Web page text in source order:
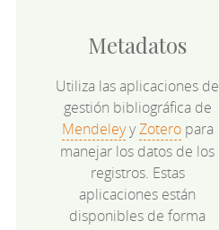
Metadatos
Utiliza las aplicaciones de
gestión bibliográfica de
MendeleyyZoteropara
manejar los datos de los
registros. Estas
aplicaciones están
disponibles de forma